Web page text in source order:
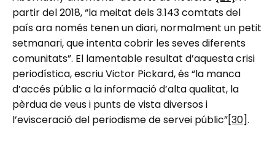
partir del 2018, “la meitat dels 3.143 comtats del
país ara només tenen un diari, normalment un petit
setmanari, que intenta cobrir les seves diferents
comunitats”. El lamentable resultat d’aquesta crisi
periodística, escriu Victor Pickard, és “la manca
d’accés públic a la informació d’alta qualitat, la
pèrdua de veus i punts de vista diversos i
l’evisceració del periodisme de servei públic”[30].